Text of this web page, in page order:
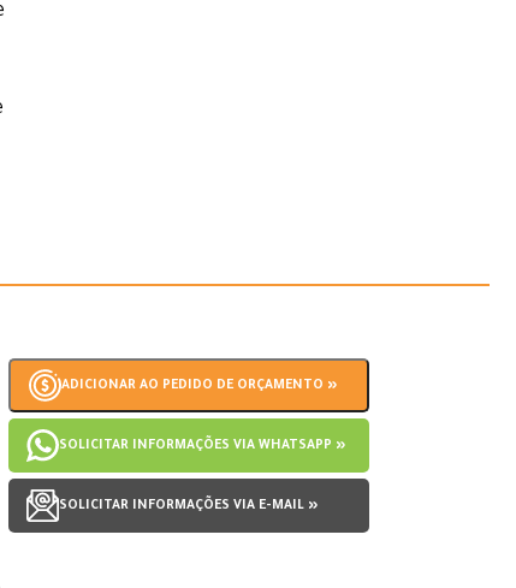
ADICIONAR AO PEDIDO DE ORÇAMENTO »
SOLICITAR INFORMAÇÕES VIA WHATSAPP »
SOLICITAR INFORMAÇÕES VIA E-MAIL »